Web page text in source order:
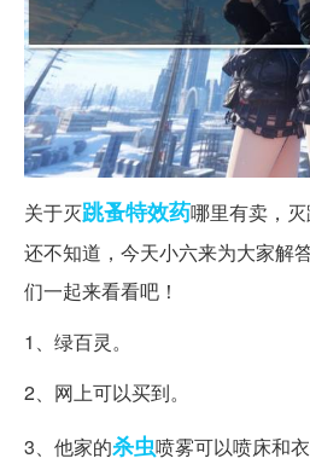
关于灭跳蚤特效药哪里有卖，
还不知道，今天小六来为大家解
们一起来看看吧！
1、绿百灵。
2、网上可以买到。
3、他家的杀虫喷雾可以喷床和